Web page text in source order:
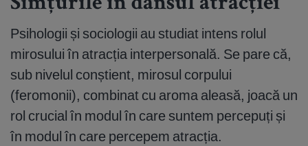
Simțurile în dansul atracției
Psihologii și sociologii au studiat intens rolul
mirosului în atracția interpersonală. Se pare că,
sub nivelul conștient, mirosul corpului
(feromonii), combinat cu aroma aleasă, joacă un
rol crucial în modul în care suntem percepuți și
în modul în care percepem atracția.